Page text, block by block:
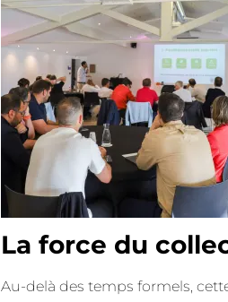
La force du
Au-delà des temps formels,